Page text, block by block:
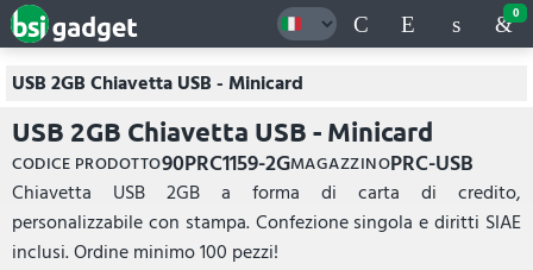
0
USB 2GB Chiavetta USB - Minicard
USB 2GB Chiavetta USB - Minicard
CODICE PRODOTTO90PRC1159-2GMAGAZZINOPRC-USB
Chiavetta USB 2GB a forma di carta di credito,
personalizzabile con stampa. Confezione singola e diritti SIAE
inclusi. Ordine minimo 100 pezzi!